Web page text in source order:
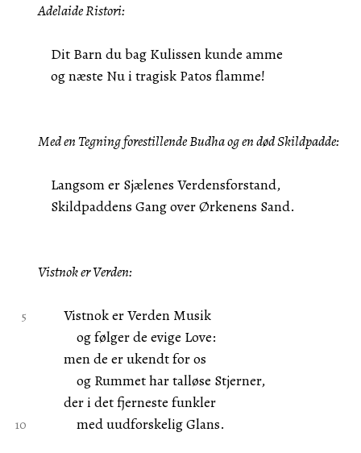
Adelaide Ristori:
Dit Barn du bag Kulissen kunde amme
og næste Nu i tragisk Patos flamme!
Med en Tegning forestillende Budha og en død Skildpadde:
Langsom er Sjælenes Verdensforstand,
Skildpaddens Gang over Ørkenens Sand.
Vistnok er Verden:
Vistnok er Verden Musik
og følger de evige Love:
men de er ukendt for os
og Rummet har talløse Stjerner,
der i det fjerneste funkler
med uudforskelig Glans.